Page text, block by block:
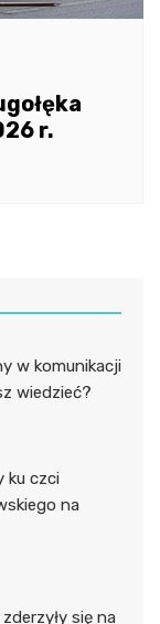
r.
w komunikacji
wiedzieć?
ku czci
na
się na